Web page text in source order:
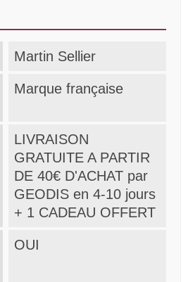
Martin Sellier
Marque française
LIVRAISON
GRATUITE A PARTIR
DE 40€ D'ACHAT par
GEODIS en 4-10 jours
+ 1 CADEAU OFFERT
OUI